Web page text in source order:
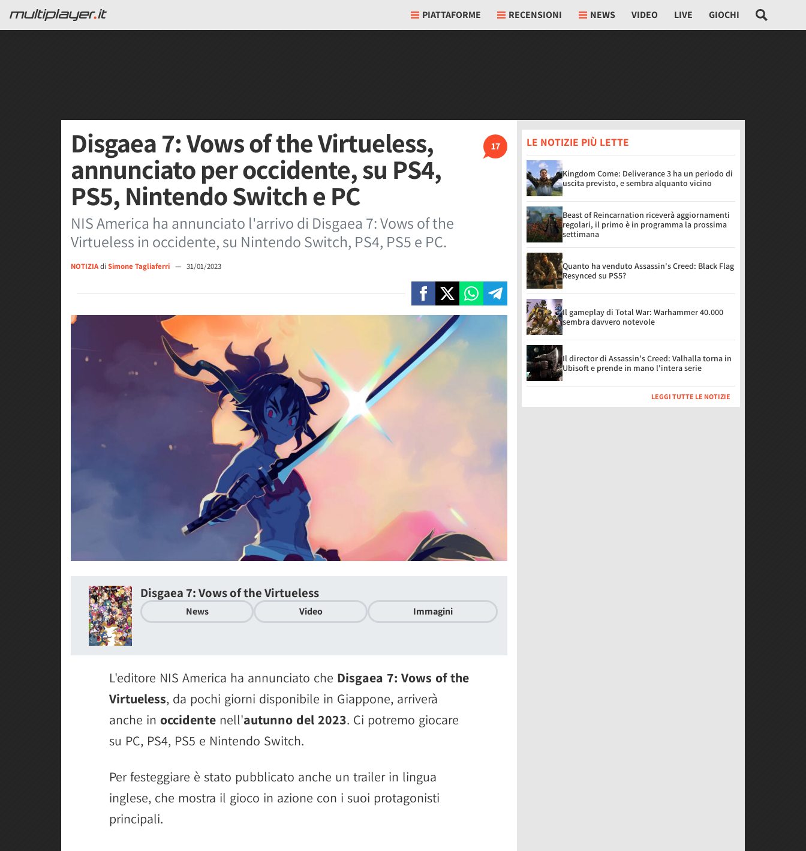
PIATTAFORME RECENSIONI NEWS VIDEO LIVE GIOCHI
17
Disgaea 7: Vows of the Virtueless,
annunciato per occidente, su PS4,
PS5, Nintendo Switch e PC
NIS America ha annunciato l'arrivo di Disgaea 7: Vows of the
Virtueless in occidente, su Nintendo Switch, PS4, PS5 e PC.
NOTIZIAdi Simone Tagliaferri — 31/01/2023
Disgaea 7: Vows of the Virtueless
News Video Immagini
L'editore NIS America ha annunciato che Disgaea 7: Vows of the
Virtueless, da pochi giorni disponibile in Giappone, arriverà
anche in occidente nell'autunno del 2023. Ci potremo giocare
su PC, PS4, PS5 e Nintendo Switch.
Per festeggiare è stato pubblicato anche un trailer in lingua
inglese, che mostra il gioco in azione con i suoi protagonisti
principali.
LE NOTIZIE PIÙ LETTE
Kingdom Come: Deliverance 3 ha un periodo di
uscita previsto, e sembra alquanto vicino
Beast of Reincarnation riceverà aggiornamenti
regolari, il primo è in programma la prossima
settimana
Quanto ha venduto Assassin's Creed: Black Flag
Resynced su PS5?
Il gameplay di Total War: Warhammer 40.000
sembra davvero notevole
Il director di Assassin's Creed: Valhalla torna in
Ubisoft e prende in mano l'intera serie
LEGGI TUTTE LE NOTIZIE